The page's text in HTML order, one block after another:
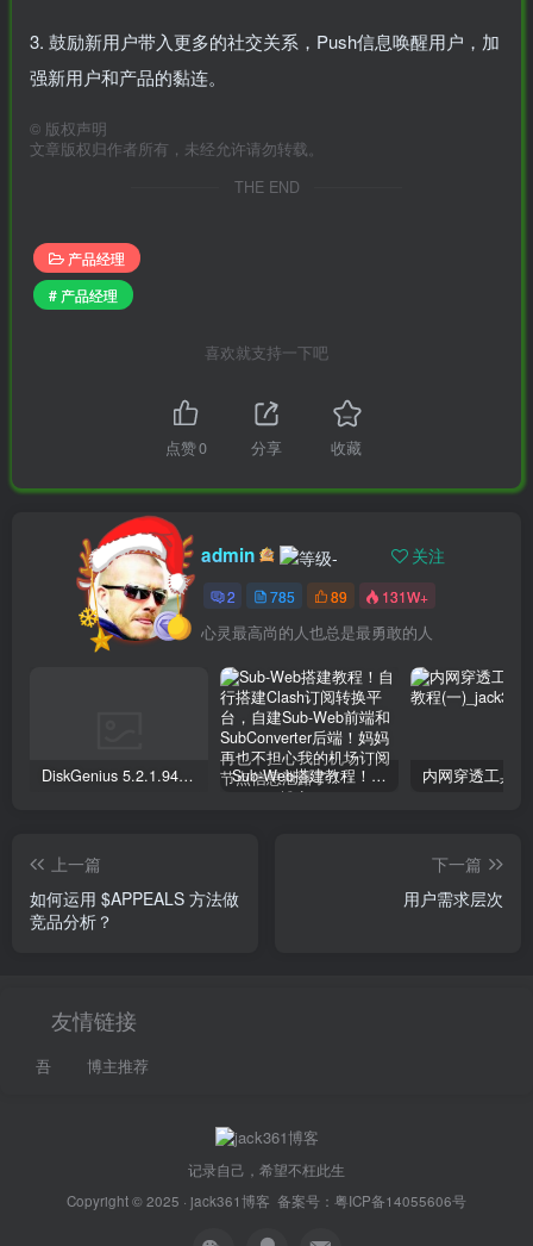
3. 鼓励新用户带入更多的社交关系，Push信息唤醒用户，加
强新用户和产品的黏连。
© 版权声明
文章版权归作者所有，未经允许请勿转载。
THE END
产品经理
# 产品经理
喜欢就支持一下吧
点赞0 分享 收藏
admin 关注
2 785 89 131W+
心灵最高尚的人也总是最勇敢的人
DiskGenius 5.2.1.941 专业版下载+序列号注册文件激活 Sub-Web搭建教程！自行搭建Clash订阅转换平台，自建Sub-Web前端和SubConverter后端！妈妈再也不担心我的机场订阅节点信息泄露了！
上一篇
如何运用 $APPEALS 方法做
竞品分析？
下一篇
用户需求层次
友情链接
吾 博主推荐
记录自己，希望不枉此生
Copyright © 2025 · jack361博客 备案号： 粤ICP备14055606号